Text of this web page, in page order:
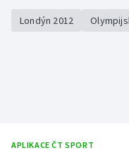
Londýn 2012
APLIKACE ČT SPORT